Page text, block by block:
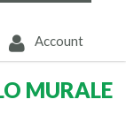
Account
MURALE